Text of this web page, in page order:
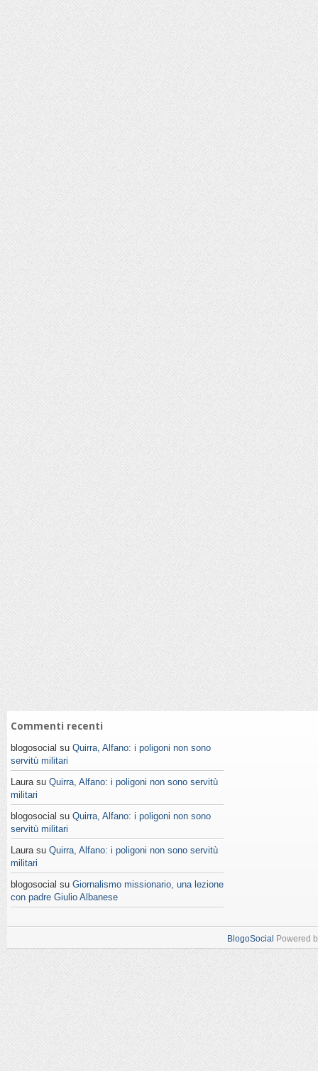
Commenti recenti
blogosocial su Quirra, Alfano: i poligoni non sono
servitù militari
Laura su Quirra, Alfano: i poligoni non sono servitù
militari
blogosocial su Quirra, Alfano: i poligoni non sono
servitù militari
Laura su Quirra, Alfano: i poligoni non sono servitù
militari
blogosocial su Giornalismo missionario, una lezione
con padre Giulio Albanese
BlogoSocial Powered